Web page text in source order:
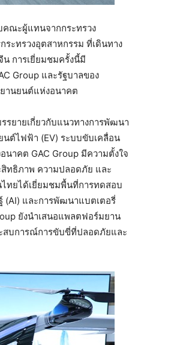
คณะผู้แทนจากกระทรวง
ะทรวงอุตสาหกรรม ที่เดินทาง
การเยี่ยมชมครั้งนี้มี
Group และรัฐบาลของ
านยนต์แห่งอนาคต
รยายเกี่ยวกับแนวทางการพัฒนา
นต์ไฟฟ้า (EV) ระบบขับเคลื่อน
าคต GAC Group มีความตั้งใจ
ทธิภาพ ความปลอดภัย และ
ทยได้เยี่ยมชมพื้นที่การทดสอบ
(AI) และการพัฒนาแบตเตอรี่
ยังนำเสนอแพลตฟอร์มยาน
สบการณ์การขับขี่ที่ปลอดภัยและ